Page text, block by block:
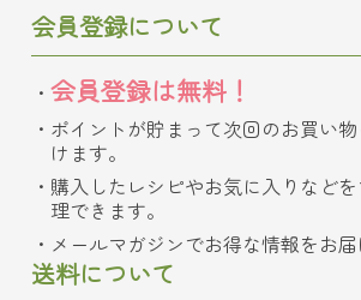
会員登録について
会員登録は無料！
ポイントが貯まって次回のお買い
けます。
購入したレシピやお気に入りなど
理できます。
メールマガジンでお得な情報をお届
送料について